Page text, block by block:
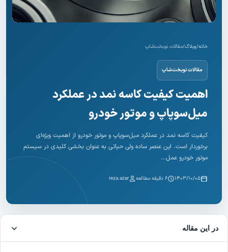
خانه/وبلاگ/مقالات نوبخت‌شاپ
مقالات نوبخت‌شاپ
اهمیت کیفیت کاسه‌ نمد در عملکرد
میل‌سوپاپ و موتور خودرو
کیفیت کاسه‌ نمد در عملکرد میل‌سوپاپ و موتور خودرو از اهمیت ویژه‌ای
برخوردار است. این عنصر ساده ولی حیاتی به عنوان بخشی کلیدی در سیستم
موتور خودرو عمل…
۱۴۰۳/۱۰/۰۵ ۶ دقیقه مطالعه reza.azar
در این مقاله